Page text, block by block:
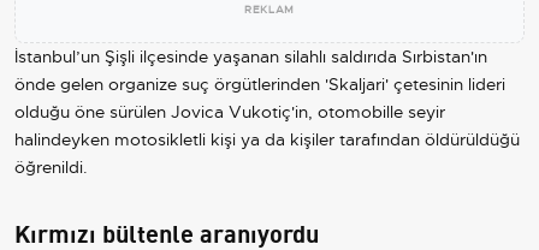
REKLAM
İstanbul’un Şişli ilçesinde yaşanan silahlı saldırıda Sırbistan'ın
önde gelen organize suç örgütlerinden 'Skaljari' çetesinin lideri
olduğu öne sürülen Jovica Vukotiç'in, otomobille seyir
halindeyken motosikletli kişi ya da kişiler tarafından öldürüldüğü
öğrenildi.
Kırmızı bültenle aranıyordu